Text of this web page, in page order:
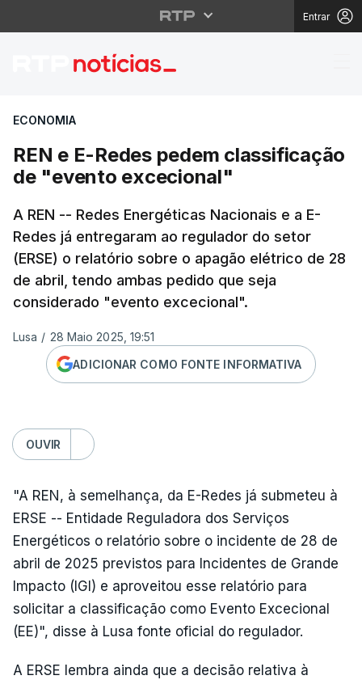
Entrar
REN e E-Redes
ECONOMIA
REN e E-Redes pedem classificação
de "evento excecional"
A REN -- Redes Energéticas Nacionais e a E-
Redes já entregaram ao regulador do setor
(ERSE) o relatório sobre o apagão elétrico de 28
de abril, tendo ambas pedido que seja
considerado "evento excecional".
Lusa / 28 Maio 2025, 19:51
ADICIONAR COMO FONTE INFORMATIVA
OUVIR
"A REN, à semelhança, da E-Redes já submeteu à
ERSE -- Entidade Reguladora dos Serviços
Energéticos o relatório sobre o incidente de 28 de
abril de 2025 previstos para Incidentes de Grande
Impacto (IGI) e aproveitou esse relatório para
solicitar a classificação como Evento Excecional
(EE)", disse à Lusa fonte oficial do regulador.
A ERSE lembra ainda que a decisão relativa à